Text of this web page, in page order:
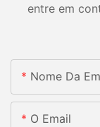
entre em
Nome Da
O Email